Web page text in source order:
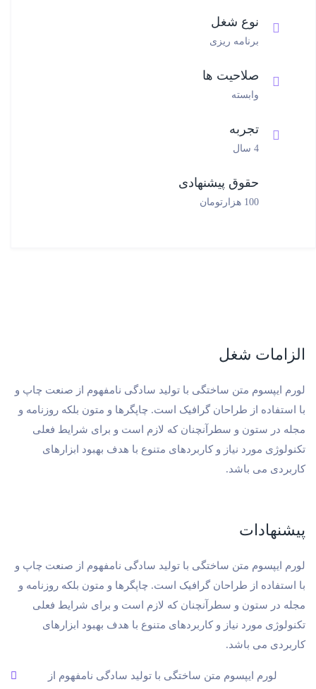
نوع شغل
برنامه ریزی
صلاحیت ها
وابسته
تجربه
4 سال
حقوق پیشنهادی
100 هزارتومان
الزامات شغل
لورم ایپسوم متن ساختگی با تولید سادگی نامفهوم از صنعت چاپ و
با استفاده از طراحان گرافیک است. چاپگرها و متون بلکه روزنامه و
مجله در ستون و سطرآنچنان که لازم است و برای شرایط فعلی
تکنولوژی مورد نیاز و کاربردهای متنوع با هدف بهبود ابزارهای
کاربردی می باشد.
پیشنهادات
لورم ایپسوم متن ساختگی با تولید سادگی نامفهوم از صنعت چاپ و
با استفاده از طراحان گرافیک است. چاپگرها و متون بلکه روزنامه و
مجله در ستون و سطرآنچنان که لازم است و برای شرایط فعلی
تکنولوژی مورد نیاز و کاربردهای متنوع با هدف بهبود ابزارهای
کاربردی می باشد.
لورم ایپسوم متن ساختگی با تولید سادگی نامفهوم از